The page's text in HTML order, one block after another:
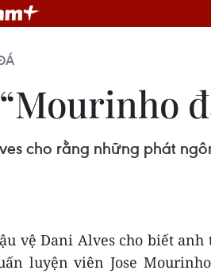
cho rằng những phát
vệ Dani Alves cho biết
luyện viên Jose